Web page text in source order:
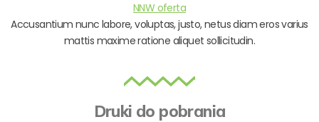
NNW oferta
Accusantium nunc labore, voluptas, justo, netus diam eros varius
mattis maxime ratione aliquet sollicitudin.
Druki do pobrania